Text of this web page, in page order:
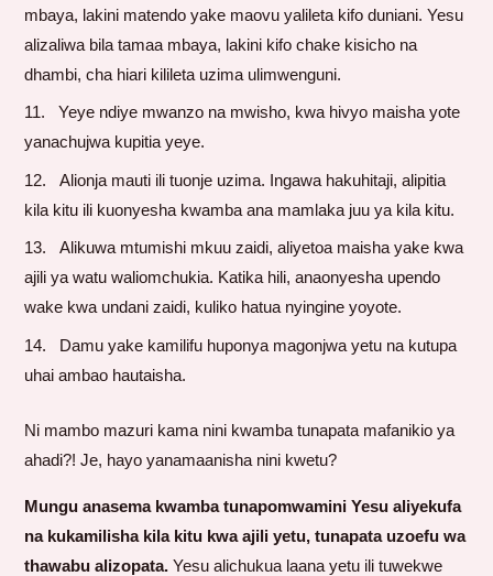
mbaya, lakini matendo yake maovu yalileta kifo duniani. Yesu
alizaliwa bila tamaa mbaya, lakini kifo chake kisicho na
dhambi, cha hiari kilileta uzima ulimwenguni.
Yeye ndiye mwanzo na mwisho, kwa hivyo maisha yote
yanachujwa kupitia yeye.
Alionja mauti ili tuonje uzima. Ingawa hakuhitaji, alipitia
kila kitu ili kuonyesha kwamba ana mamlaka juu ya kila kitu.
Alikuwa mtumishi mkuu zaidi, aliyetoa maisha yake kwa
ajili ya watu waliomchukia. Katika hili, anaonyesha upendo
wake kwa undani zaidi, kuliko hatua nyingine yoyote.
Damu yake kamilifu huponya magonjwa yetu na kutupa
uhai ambao hautaisha.
Ni mambo mazuri kama nini kwamba tunapata mafanikio ya
ahadi?! Je, hayo yanamaanisha nini kwetu?
Mungu anasema kwamba tunapomwamini Yesu aliyekufa
na kukamilisha kila kitu kwa ajili yetu, tunapata uzoefu wa
thawabu alizopata. Yesu alichukua laana yetu ili tuwekwe